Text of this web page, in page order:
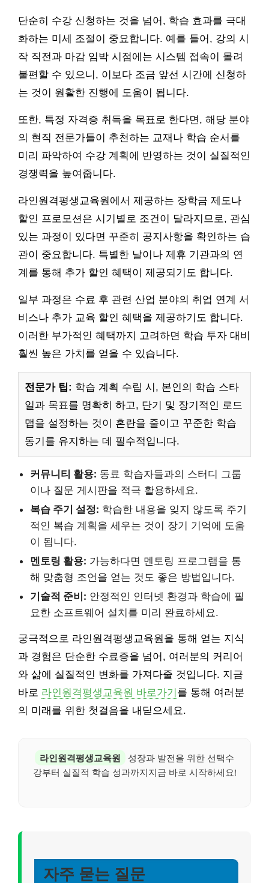
단순히 수강 신청하는 것을 넘어, 학습 효과를 극대
화하는 미세 조절이 중요합니다. 예를 들어, 강의 시
작 직전과 마감 임박 시점에는 시스템 접속이 몰려
불편할 수 있으니, 이보다 조금 앞선 시간에 신청하
는 것이 원활한 진행에 도움이 됩니다.
또한, 특정 자격증 취득을 목표로 한다면, 해당 분야
의 현직 전문가들이 추천하는 교재나 학습 순서를
미리 파악하여 수강 계획에 반영하는 것이 실질적인
경쟁력을 높여줍니다.
라인원격평생교육원에서 제공하는 장학금 제도나
할인 프로모션은 시기별로 조건이 달라지므로, 관심
있는 과정이 있다면 꾸준히 공지사항을 확인하는 습
관이 중요합니다. 특별한 날이나 제휴 기관과의 연
계를 통해 추가 할인 혜택이 제공되기도 합니다.
일부 과정은 수료 후 관련 산업 분야의 취업 연계 서
비스나 추가 교육 할인 혜택을 제공하기도 합니다.
이러한 부가적인 혜택까지 고려하면 학습 투자 대비
훨씬 높은 가치를 얻을 수 있습니다.
전문가 팁: 학습 계획 수립 시, 본인의 학습 스타
일과 목표를 명확히 하고, 단기 및 장기적인 로드
맵을 설정하는 것이 혼란을 줄이고 꾸준한 학습
동기를 유지하는 데 필수적입니다.
커뮤니티 활용: 동료 학습자들과의 스터디 그룹
이나 질문 게시판을 적극 활용하세요.
복습 주기 설정: 학습한 내용을 잊지 않도록 주기
적인 복습 계획을 세우는 것이 장기 기억에 도움
이 됩니다.
멘토링 활용: 가능하다면 멘토링 프로그램을 통
해 맞춤형 조언을 얻는 것도 좋은 방법입니다.
기술적 준비: 안정적인 인터넷 환경과 학습에 필
요한 소프트웨어 설치를 미리 완료하세요.
궁극적으로 라인원격평생교육원을 통해 얻는 지식
과 경험은 단순한 수료증을 넘어, 여러분의 커리어
와 삶에 실질적인 변화를 가져다줄 것입니다. 지금
바로 라인원격평생교육원 바로가기 를 통해 여러분
의 미래를 위한 첫걸음을 내딛으세요.
라인원격평생교육원
성장과 발전을 위한 선택수
강부터 실질적 학습 성과까지지금 바로 시작하세요!
자주 묻는 질문